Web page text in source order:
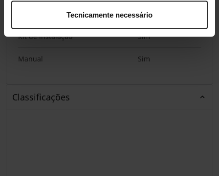
Tecnicamente necessário
Conteúdo da embalagem
Kit de instalação Sim
Manual Sim
Classificações